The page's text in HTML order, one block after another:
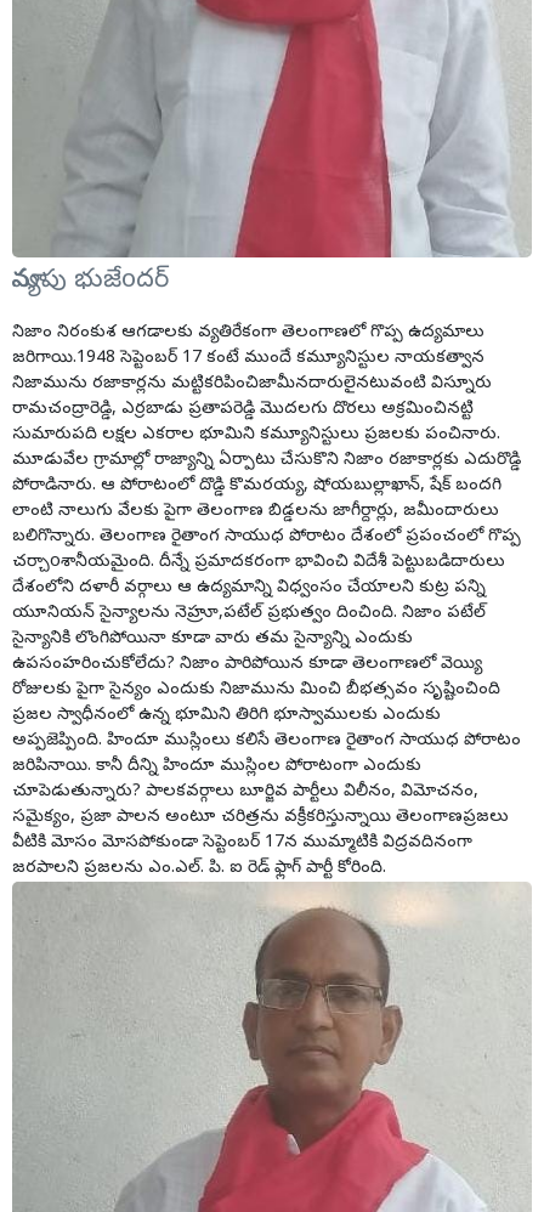
మాన్యపు భుజేoదర్
నిజాం నిరంకుశ ఆగడాలకు వ్యతిరేకంగా తెలంగాణలో గొప్ప ఉద్యమాలు
జరిగాయి.1948 సెప్టెంబర్ 17 కంటే ముందే కమ్యూనిస్టుల నాయకత్వాన
నిజామును రజాకార్లను మట్టికరిపించిజామీనదారులైనటువంటి విస్నూరు
రామచంద్రారెడ్డి, ఎర్రబాడు ప్రతాపరెడ్డి మొదలగు దొరలు అక్రమించినట్టి
సుమారుపది లక్షల ఎకరాల భూమిని కమ్యూనిస్టులు ప్రజలకు పంచినారు.
మూడువేల గ్రామాల్లో రాజ్యాన్ని ఏర్పాటు చేసుకొని నిజాం రజాకార్లకు ఎదురొడ్డి
పోరాడినారు. ఆ పోరాటంలో దొడ్డి కొమరయ్య, షోయబుల్లాఖాన్, షేక్ బందగి
లాంటి నాలుగు వేలకు పైగా తెలంగాణ బిడ్డలను జాగీర్దార్లు, జమీందారులు
బలిగొన్నారు. తెలంగాణ రైతాంగ సాయుధ పోరాటం దేశంలో ప్రపంచంలో గొప్ప
చర్చాoశానీయమైంది. దీన్నే ప్రమాదకరంగా భావించి విదేశీ పెట్టుబడిదారులు
దేశంలోని దళారీ వర్గాలు ఆ ఉద్యమాన్ని విధ్వంసం చేయాలని కుట్ర పన్ని
యూనియన్ సైన్యాలను నెహ్రూ,పటేల్ ప్రభుత్వం దించింది. నిజాం పటేల్
సైన్యానికి లొంగిపోయినా కూడా వారు తమ సైన్యాన్ని ఎందుకు
ఉపసంహరించుకోలేదు? నిజాం పారిపోయిన కూడా తెలంగాణలో వెయ్యి
రోజులకు పైగా సైన్యం ఎందుకు నిజామును మించి బీభత్సవం సృష్టించింది
ప్రజల స్వాధీనంలో ఉన్న భూమిని తిరిగి భూస్వాములకు ఎందుకు
అప్పజెప్పింది. హిందూ ముస్లింలు కలిసే తెలంగాణ రైతాంగ సాయుధ పోరాటం
జరిపినాయి. కానీ దీన్ని హిందూ ముస్లింల పోరాటంగా ఎందుకు
చూపెడుతున్నారు? పాలకవర్గాలు బూర్జివ పార్టీలు విలీనం, విమోచనం,
సమైక్యం, ప్రజా పాలన అంటూ చరిత్రను వక్రీకరిస్తున్నాయి తెలంగాణప్రజలు
వీటికి మోసం మోసపోకుండా సెప్టెంబర్ 17న ముమ్మాటికి విద్రవదినంగా
జరపాలని ప్రజలను ఎం.ఎల్. పి. ఐ రెడ్ ఫ్లాగ్ పార్టీ కోరింది.